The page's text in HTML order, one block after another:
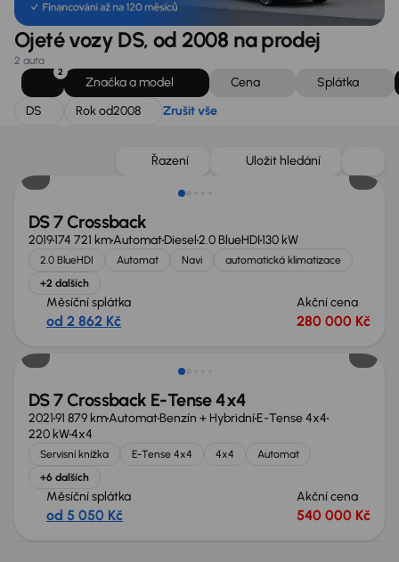
Ojeté vozy DS, od 2008 na prodej
2 auta
2
Značka a model Cena
Splátka
DS
Rok od2008 Zrušit vše
Řazení Uložit hledání
DS 7 Crossback
2019174 721 kmAutomatDiesel2.0 BlueHDI130 kW
2.0 BlueHDI Automat Navi
automatická klimatizace
+2 dalších
Měsíční splátka
od 2 862 Kč
Akční cena
280 000 Kč
DS 7 Crossback E-Tense 4x4
202191 879 kmAutomatBenzín + HybridníE-Tense 4x4
220 kW4x4
Servisní knížka E-Tense 4x4 4x4
Automat
+6 dalších
Měsíční splátka
od 5 050 Kč
Akční cena
540 000 Kč